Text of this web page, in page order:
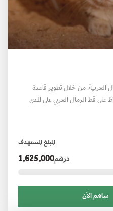
العربية، من خلال تطوير قاعدة
قط الرمال العربي على المدى
العالمي، واستخدام كاميرات
الذكاء الاصطناعي
المبلغ المستهدف
درهم1,625,000
ساهم الآن